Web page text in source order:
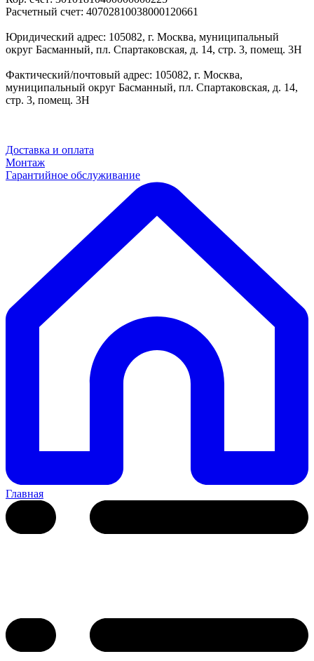
Расчетный счет: 40702810038000120661
Юридический адрес: 105082, г. Москва, муниципальный
округ Басманный, пл. Спартаковская, д. 14, стр. 3, помещ. 3Н
Фактический/почтовый адрес: 105082, г. Москва,
муниципальный округ Басманный, пл. Спартаковская, д. 14,
стр. 3, помещ. 3Н
Доставка и оплата
Монтаж
Гарантийное обслуживание
Главная